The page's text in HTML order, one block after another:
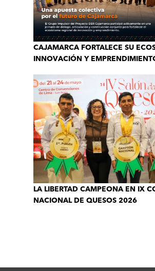
CAJAMARCA FORTALECE SU
INNOVACIÓN Y
LA LIBERTAD CAMPEONA EN IX
NACIONAL DE QUESOS 2026